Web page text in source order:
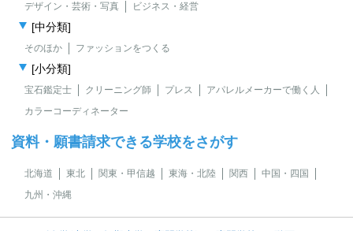
デザイン・芸術・写真
ビジネス・経営
[中分類]
そのほか ファッションをつくる
[小分類]
宝石鑑定士 クリーニング師 プレス
アパレルメーカーで働く人
カラーコーディネーター
資料・願書請求できる学校をさがす
北海道 東北 関東・甲信越 東海・北陸 関西
中国・四国
九州・沖縄